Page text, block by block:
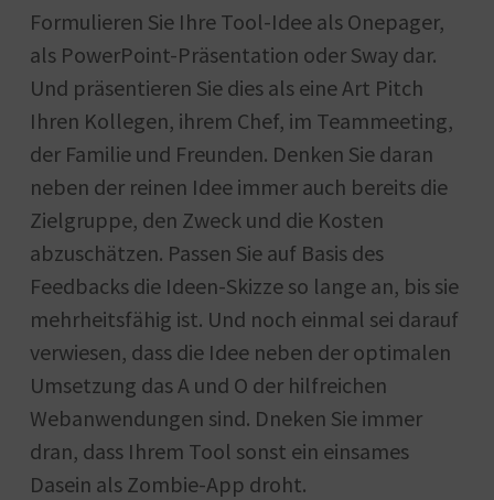
Formulieren Sie Ihre Tool-Idee als Onepager,
als PowerPoint-Präsentation oder Sway dar.
Und präsentieren Sie dies als eine Art Pitch
Ihren Kollegen, ihrem Chef, im Teammeeting,
der Familie und Freunden. Denken Sie daran
neben der reinen Idee immer auch bereits die
Zielgruppe, den Zweck und die Kosten
abzuschätzen. Passen Sie auf Basis des
Feedbacks die Ideen-Skizze so lange an, bis sie
mehrheitsfähig ist. Und noch einmal sei darauf
verwiesen, dass die Idee neben der optimalen
Umsetzung das A und O der hilfreichen
Webanwendungen sind. Dneken Sie immer
dran, dass Ihrem Tool sonst ein einsames
Dasein als Zombie-App droht.